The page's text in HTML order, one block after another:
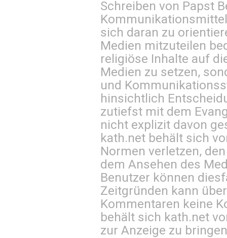
Schreiben von Papst
sich daran zu
Medien mitzuteilen
religiöse Inhalte auf
Medien zu setzen,
und
hinsichtlich
zutiefst mit dem
nicht explizit davon
kath.net behält sich
Normen verletzen,
dem Ansehen des
Benutzer können
Zeitgründen kann
Kommentaren keine
behält sich kath.net
zur Anzeige zu